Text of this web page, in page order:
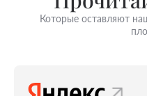
Которые оставляют